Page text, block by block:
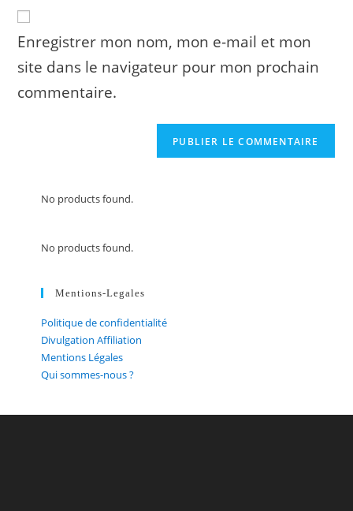
comment
votre
site
(facultatif)
Enregistrer mon nom, mon e-mail et mon
site dans le navigateur pour mon prochain
commentaire.
No products found.
No products found.
Mentions-Legales
Politique de confidentialité
Divulgation Affiliation
Mentions Légales
Qui sommes-nous ?